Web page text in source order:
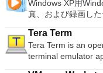
Svenska、Türkçe。
ーターを切り替え
労し、時々フリー
を使用するには、
BIOSが必要です。
document file
support (iOS and
Although it is a free
many innovative
adjustment tool int
Connectを実行して
Screen Sharing（
ソフトウェアを実
す。 各デバイスで
バイス間の接続を
新機能は次のとおりです。 4K DHR向け
Blu-ray、4K、
ト全画面モードで
オンのミニビュー
Vimeoで4K HDRお
の向上：Microsoft
XPS形式の電子メ
ます（特定の機能
ダウンロードは、
Microsoft Office Access 2007。
Microsoft Office InfoPath 2007。
2007。 Microsoft Office PowerPoint 2007。 Microsoft Office
Windows XP用
真、および録画し
適な機能を搭載し
めのポータブル デ
との共有も、すべて1か所で
まったく新しい外
ます。 大好きな音
Tera Term
Tera Term is an
terminal emulator
computer